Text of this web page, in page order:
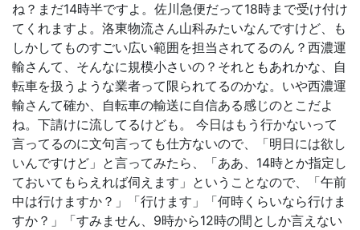
ね？まだ14時半ですよ。佐川急便だって18時まで受け付け
てくれますよ。洛東物流さん山科みたいなんですけど、も
しかしてものすごい広い範囲を担当されてるのん？西濃運
輸さんて、そんなに規模小さいの？それともあれかな、自
転車を扱うような業者って限られてるのかな。いや西濃運
輸さんて確か、自転車の輸送に自信ある感じのとこだよ
ね。下請けに流してるけども。 今日はもう行かないって
言ってるのに文句言っても仕方ないので、「明日には欲し
いんですけど」と言ってみたら、「ああ、14時とか指定し
ておいてもらえれば伺えます」ということなので、「午前
中は行けますか？」「行けます」「何時くらいなら行けま
すか？」「すみません、9時から12時の間としか言えない